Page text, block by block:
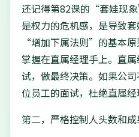
还记得第82课的“套娃现
是权力的危机感，是导致
“增加下属法则”的基本
掌握在直属经理手上。直
试，做最终决策。如果公
位员工的面试，杜绝直属经
第二，严格控制人头数和成